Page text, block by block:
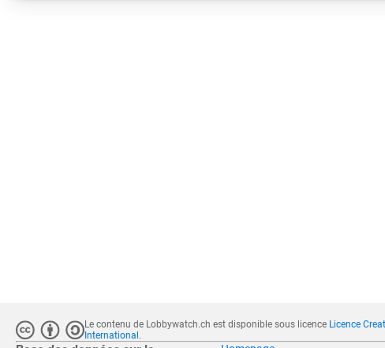
Le contenu de Lobbywatch.ch est disponible sous licence Licence
International .